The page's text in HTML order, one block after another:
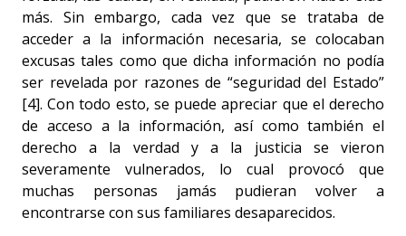
más. Sin embargo, cada vez que se trataba de
acceder a la información necesaria, se colocaban
excusas tales como que dicha información no podía
ser revelada por razones de “seguridad del Estado”
[4]. Con todo esto, se puede apreciar que el derecho
de acceso a la información, así como también el
derecho a la verdad y a la justicia se vieron
severamente vulnerados, lo cual provocó que
muchas personas jamás pudieran volver a
encontrarse con sus familiares desaparecidos.